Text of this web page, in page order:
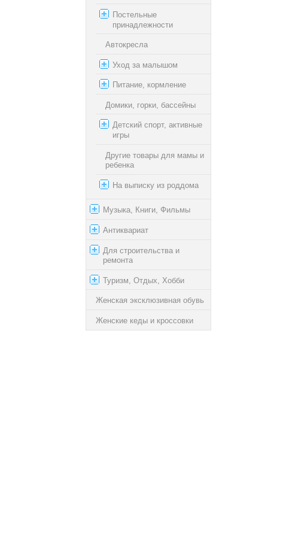
Постельные
принадлежности
Автокресла
Уход за малышом
Питание, кормление
Домики, горки, бассейны
Детский спорт, активные
игры
Другие товары для мамы и
ребенка
На выписку из роддома
Музыка, Книги, Фильмы
Антиквариат
Для строительства и
ремонта
Туризм, Отдых, Хобби
Женская эксклюзивная обувь
Женские кеды и кроссовки